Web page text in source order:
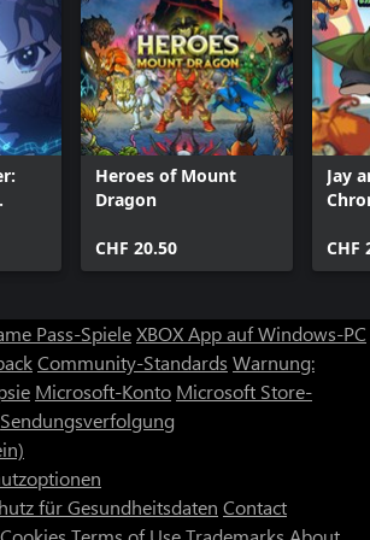
Drop-in-/Drop-out-Koop mit bis
lokal oder online. Kämpfe allein
auf die Straße.
Heroes of Mount
Dragon
CHF 20.50
Jay
CHF
Pass-SpieleXBOX App auf Windows-PC
Community-Standards Warnung:
Microsoft-Konto Microsoft Store-
Sendungsverfolgung
für Gesundheitsdaten Contact